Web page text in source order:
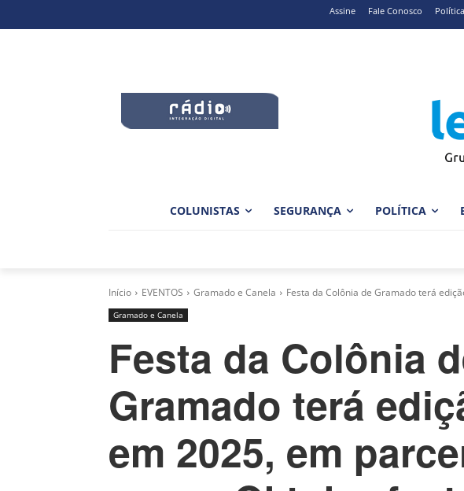
Assine Fale Conosco
COLUNISTAS SEGURANÇA POLÍTICA
Início EVENTOS Gramado e Canela Festa da Colônia de Gramado terá
Gramado e Canela
Festa da Colônia
Gramado terá
em 2025, em